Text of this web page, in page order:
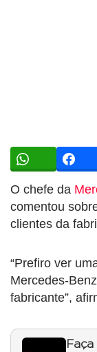
O chefe da
comentou
clientes da
“Prefiro ver
Mercedes-
fabricante”,